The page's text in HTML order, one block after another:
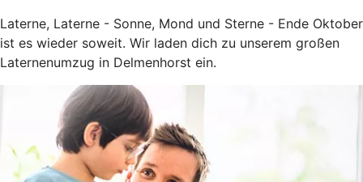
Laterne, Laterne - Sonne, Mond und Sterne - Ende Oktober
ist es wieder soweit. Wir laden dich zu unserem großen
Laternenumzug in Delmenhorst ein.